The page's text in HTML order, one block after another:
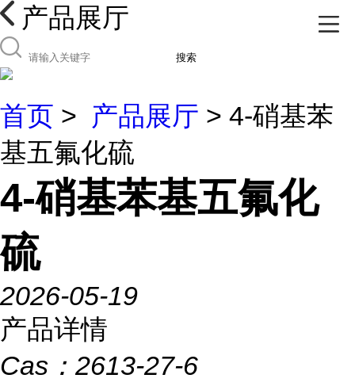
产品展厅
搜索
首页 > 产品展厅 > 4-硝基苯
基五氟化硫
4-硝基苯基五氟化
硫
2026-05-19
产品详情
Cas： 2613-27-6